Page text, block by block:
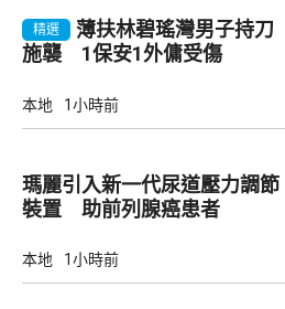
精選
薄扶林碧瑤灣男子持刀
施襲 1保安1外傭受傷
本地 1小時前
瑪麗引入新一代尿道壓力調節
裝置 助前列腺癌患者
本地 1小時前